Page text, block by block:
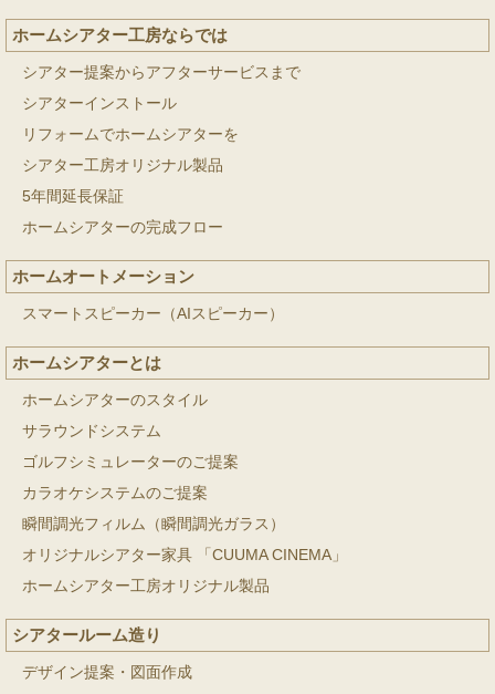
ホームシアター工房ならでは
シアター提案からアフターサービスまで
シアターインストール
リフォームでホームシアターを
シアター工房オリジナル製品
5年間延長保証
ホームシアターの完成フロー
ホームオートメーション
スマートスピーカー（AIスピーカー）
ホームシアターとは
ホームシアターのスタイル
サラウンドシステム
ゴルフシミュレーターのご提案
カラオケシステムのご提案
瞬間調光フィルム（瞬間調光ガラス）
オリジナルシアター家具 「CUUMA CINEMA」
ホームシアター工房オリジナル製品
シアタールーム造り
デザイン提案・図面作成